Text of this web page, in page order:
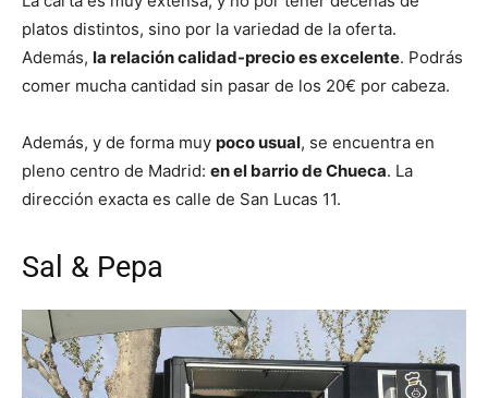
platos distintos, sino por la variedad de la oferta.
Además, la relación calidad-precio es excelente. Podrás
comer mucha cantidad sin pasar de los 20€ por cabeza.
Además, y de forma muy poco usual, se encuentra en
pleno centro de Madrid: en el barrio de Chueca. La
dirección exacta es calle de San Lucas 11.
Sal & Pepa